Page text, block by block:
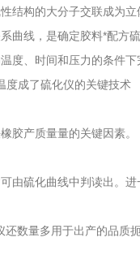
构的大分子交联成为立
曲线，是确定胶料*配方
、时间和压力的条件下
度成了硫化仪的关键技术
产质量量的关键因素。
硫化曲线中判读出。进
量多用于出产的品质扼